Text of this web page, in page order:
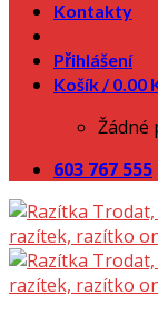
Kontakty
Přihlášení
Košík /0.00
Žádné
603 767 555